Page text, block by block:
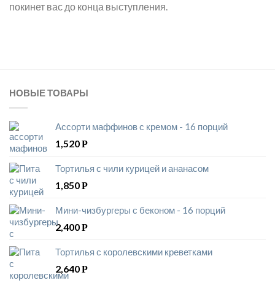
покинет вас до конца выступления.
НОВЫЕ ТОВАРЫ
Ассорти маффинов с кремом - 16 порций
1,520Р
Тортилья с чили курицей и ананасом
1,850Р
Мини-чизбургеры с беконом - 16 порций
2,400Р
Тортилья с королевскими креветками
2,640Р